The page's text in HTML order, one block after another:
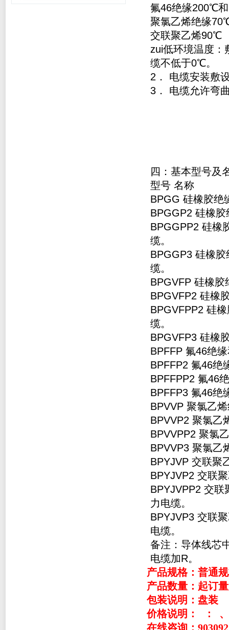
氟46绝缘200℃
聚氯乙烯绝缘
交联聚乙烯90℃
zui低环境温度
缆不低于0℃。
2． 电缆安装敷
3． 电缆允许弯
四：基本型号及
型号 名称
BPGG 硅橡胶绝
BPGGP2 硅橡
BPGGPP2 硅橡
缆。
BPGGP3 硅橡
缆。
BPGVFP 硅橡
BPGVFP2 硅橡
BPGVFPP2 硅
缆。
BPGVFP3 硅橡
BPFFP 氟46绝
BPFFP2 氟46绝
BPFFPP2 氟46
BPFFP3 氟46绝
BPVVP 聚氯乙
BPVVP2 聚氯乙
BPVVPP2 聚氯
BPVVP3 聚氯乙
BPYJVP 交联聚
BPYJVP2 交联
BPYJVPP2 交
力电缆。
BPYJVP3 交联
电缆。
备注：导体线芯
电缆加R。
产品规格：普通
产品数量：起订
包装说明：盘装
价格说明：
：
在线咨询：